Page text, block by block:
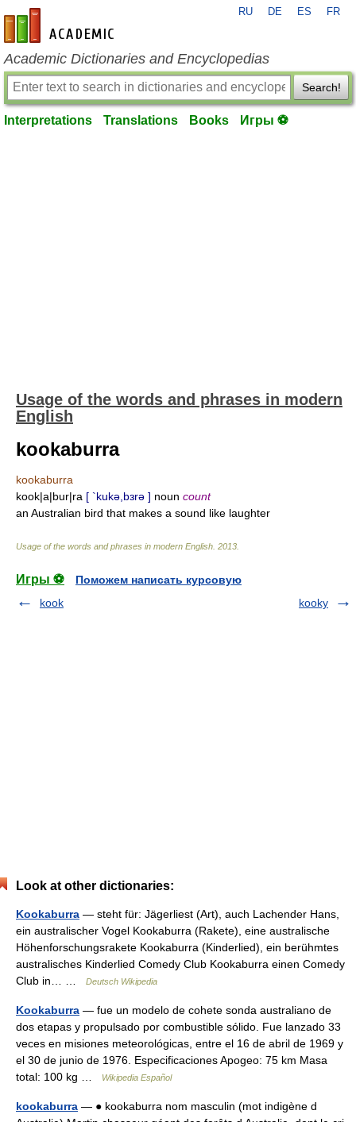
en-academic.com
RU DE ES FR
Academic Dictionaries and Encyclopedias
Search!
Interpretations Translations Books Игры ⚽
Usage of the words and phrases in modern
English
kookaburra
kookaburra
kook|a|bur|ra [ `kukə,bɜrə ] noun count
an Australian bird that makes a sound like laughter
Usage of the words and phrases in modern English 2013
Игры ⚽
Поможем написать курсовую
kook
kooky
Look at other dictionaries:
Kookaburra — steht für: Jägerliest (Art), auch Lachender Hans,
ein australischer Vogel Kookaburra (Rakete), eine australische
Höhenforschungsrakete Kookaburra (Kinderlied), ein berühmtes
australisches Kinderlied Comedy Club Kookaburra einen Comedy
Club in… …
Deutsch Wikipedia
Kookaburra — fue un modelo de cohete sonda australiano de
dos etapas y propulsado por combustible sólido. Fue lanzado 33
veces en misiones meteorológicas, entre el 16 de abril de 1969 y
el 30 de junio de 1976. Especificaciones Apogeo: 75 km Masa
total: 100 kg …
Wikipedia Español
kookaburra — ● kookaburra nom masculin (mot indigène d